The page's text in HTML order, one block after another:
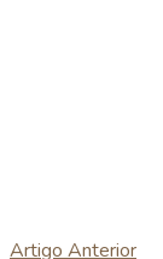
Artigo Anterior